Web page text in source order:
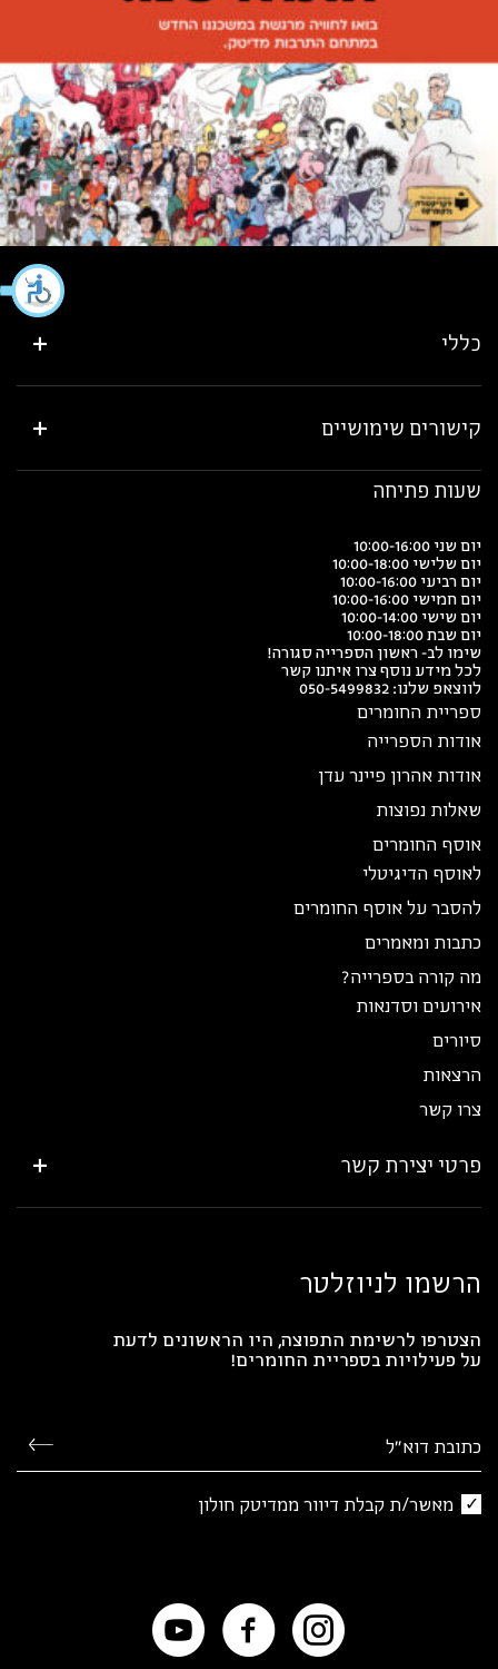
כללי
קישורים שימושיים
שעות פתיחה
יום שני 10:00-16:00
יום שלישי 10:00-18:00
יום רביעי 10:00-16:00
יום חמישי 10:00-16:00
יום שישי 10:00-14:00
יום שבת 10:00-18:00
שימו לב- ראשון הספרייה סגורה!
לכל מידע נוסף צרו איתנו קשר
לווצאפ שלנו: 050-5499832
ספריית החומרים
אודות הספרייה
אודות אהרון פיינר עדן
שאלות נפוצות
אוסף החומרים
לאוסף הדיגיטלי
להסבר על אוסף החומרים
כתבות ומאמרים
מה קורה בספרייה?
אירועים וסדנאות
סיורים
הרצאות
צרו קשר
פרטי יצירת קשר
הרשמו לניוזלטר
הצטרפו לרשימת התפוצה, היו הראשונים לדעת
על פעילויות בספריית החומרים!
מאשר/ת קבלת דיוור ממדיטק חולון